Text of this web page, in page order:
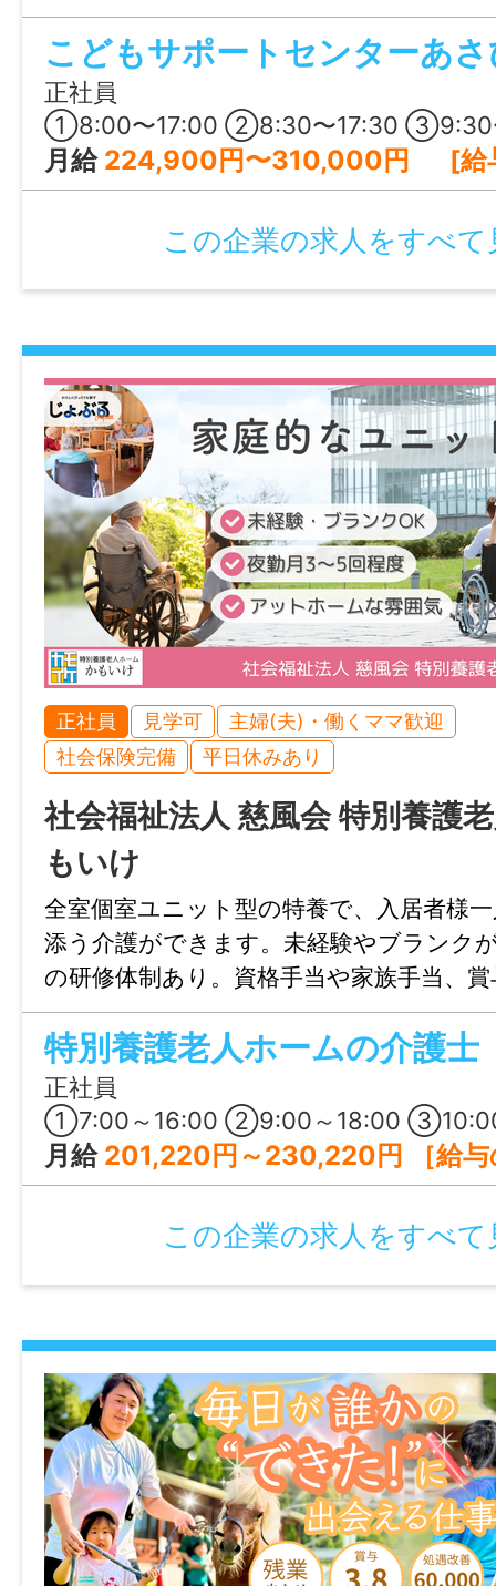
・定年制：あり（一律65歳）
・再雇用制度：あり（上限80歳まで）
・固定残業代制：あり
【固定残業代の内訳】
①基本給：220,000円〜260,000円
として10,000円～20,000円を支給）
③5～8時間を超える時間外労働分は追加で
・給与の締日：月末固定、支払日：翌月末
・育児休業取得実績なし
・介護休業取得実績なし
・看護休暇取得実績なし
・勤務延長あり：上限年齢上限80歳まで
情報公開日
2026/05/12 00:00
諸手当
昇給あり(前年度実績なし)
通勤手当あり(500円/日)
退職金制度あり(勤続年数5年以上)
その他手当あり(処遇改善手当：10,000円
加入保険等
マイカー通勤
可
時間外
なし
特記事項
・受動喫煙防止対策：屋内禁煙
・試用期間：3カ月
・試用期間中の労働条件：同条件
・雇用期間の定め：なし
・定年制：あり（一律65歳）
・再雇用制度：あり（上限80歳まで）
・固定残業代制：あり
【固定残業代の内訳】
①基本給：220,000円〜260,000円
②時間外手当（時間外労働の有無にかかわ
として10,000円～20,000円を支給）
③5～8時間を超える時間外労働分は追加で
・マイカー通勤可：無料駐車場あり
・給与の締日：月末固定、支払日：翌月末
・育児休業取得実績なし
・介護休業取得実績なし
・看護休暇取得実績なし
免許・資格
必須：作業療法士、普通自動車運転免許（
れば尚可：小学校教諭免許、その他の福祉
①10:00～19:00
②9:00～18:00
休憩時間
60分
就業日
勤務表による（月平均労働時間日数：21.4
休日・休暇
日曜、その他（勤務表による）
※6ヶ月経過後の年次有給休暇日数：10日
諸手当
昇給あり(前年度実績なし)
通勤手当あり(500円/日)
退職金制度あり(勤続年数5年以上)
その他手当あり(処遇改善手当：10,000円
加入保険等
社会保険完備（雇用・健康・労災・厚生）
マイカー通勤
可
時間外
・受動喫煙防止対策：屋内禁煙
・試用期間：3カ月
・試用期間中の労働条件：同条件
・雇用期間の定め：なし
・定年制：あり（一律65歳）
・再雇用制度：あり（上限80歳まで）
・固定残業代制：あり
経験からでも安心して学べます。残業少
りで、プライベートも充実！“療育のプロ
です。
正社員
①8:00〜17:00 ②8:30〜17:30 ③9:30〜18:30 ※①～③のシフト
月給 224,900円〜310,000円 [給与の内訳] 基本給：164,900円～
この企業の求人をすべて
正社員 見学可
主婦(夫)・働くママ歓迎
社会保険完備
平日休みあり
社会福祉法人 慈風会 特別養護
もいけ
全室個室ユニット型の特養で、入居者様
添う介護ができます。未経験やブランク
の研修体制あり。資格手当や家族手当、
も充実し、安心して長く働ける環境です。
特別養護老人ホームの介護士
正社員
①7:00～16:00 ②9:00～18:00 ③10:00～19:00 ④17:00～翌9:00 ※基本①～③のシフト制 ※④
月給 201,220円～230,220円 ［給与の内訳］ 基本給：164,220円～193,220円 処遇改善
この企業の求人をすべて